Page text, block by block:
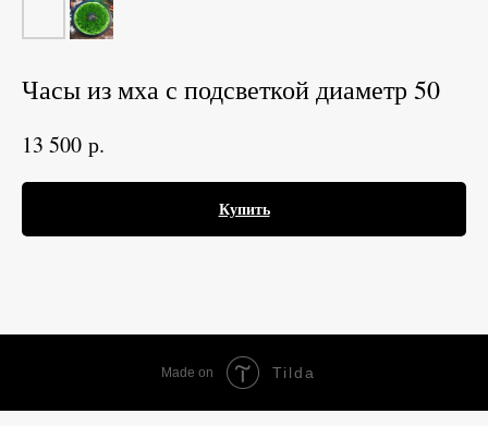
Часы из мха с подсветкой диаметр 50
13 500 р.
Купить
Made on Tilda